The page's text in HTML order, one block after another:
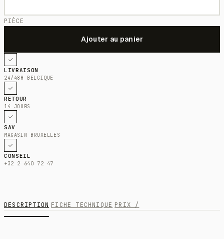
PIÈCE
LIVRAISON
24/48H BELGIQUE
RETOUR
14 JOURS
SAV
MAGASIN BRUXELLES
CONSEIL
+32 2 640 72 47
DESCRIPTION FICHE TECHNIQUE PRIX /